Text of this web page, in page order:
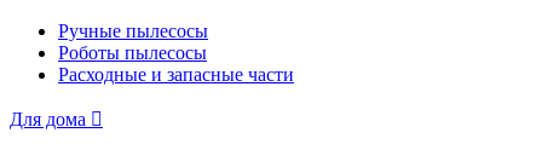
Ручные пылесосы
Роботы пылесосы
Расходные и запасные части
Для дома